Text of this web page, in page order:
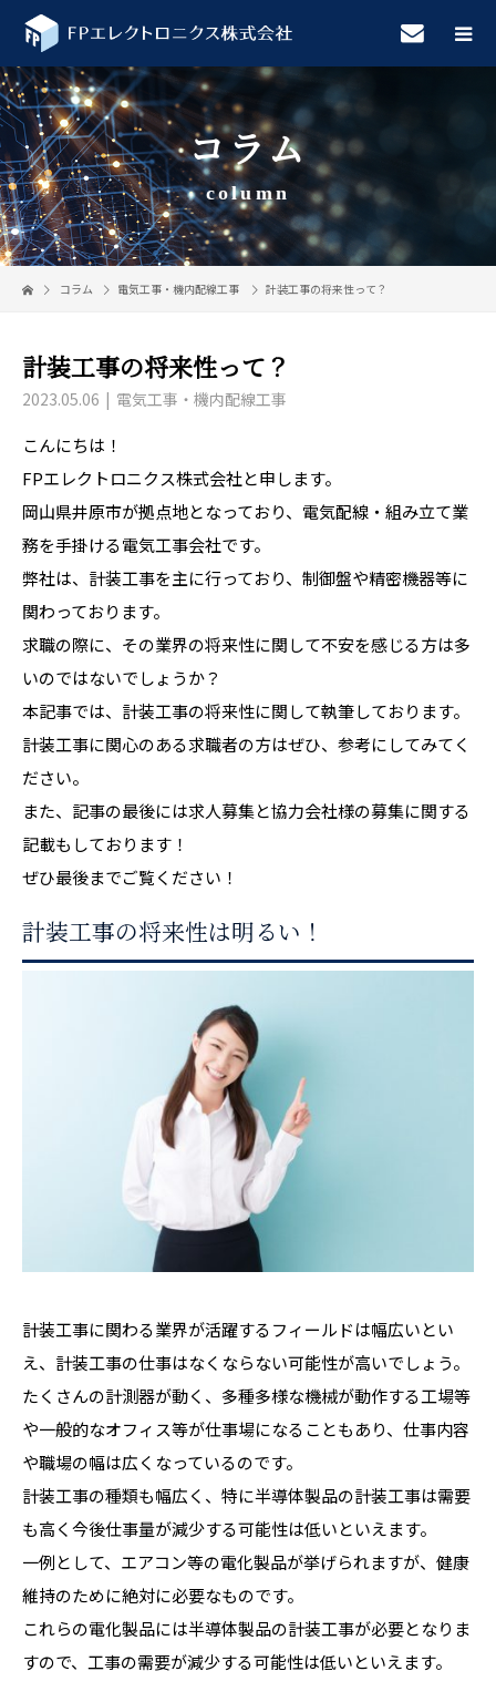
コラム
column
コラム 電気工事・機内配線工事 計装工事の将来性って？
計装工事の将来性って？
2023.05.06 電気工事・機内配線工事
こんにちは！
FPエレクトロニクス株式会社と申します。
岡山県井原市が拠点地となっており、電気配線・組み立て業
務を手掛ける電気工事会社です。
弊社は、計装工事を主に行っており、制御盤や精密機器等に
関わっております。
求職の際に、その業界の将来性に関して不安を感じる方は多
いのではないでしょうか？
本記事では、計装工事の将来性に関して執筆しております。
計装工事に関心のある求職者の方はぜひ、参考にしてみてく
ださい。
また、記事の最後には求人募集と協力会社様の募集に関する
記載もしております！
ぜひ最後までご覧ください！
計装工事の将来性は明るい！
計装工事に関わる業界が活躍するフィールドは幅広いとい
え、計装工事の仕事はなくならない可能性が高いでしょう。
たくさんの計測器が動く、多種多様な機械が動作する工場等
や一般的なオフィス等が仕事場になることもあり、仕事内容
や職場の幅は広くなっているのです。
計装工事の種類も幅広く、特に半導体製品の計装工事は需要
も高く今後仕事量が減少する可能性は低いといえます。
一例として、エアコン等の電化製品が挙げられますが、健康
維持のために絶対に必要なものです。
これらの電化製品には半導体製品の計装工事が必要となりま
すので、工事の需要が減少する可能性は低いといえます。